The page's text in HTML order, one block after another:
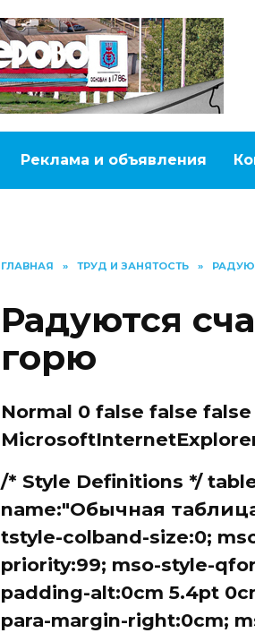
Реклама и объявления
ГЛАВНАЯ » ТРУД И ЗАНЯТОСТЬ »
Радуются
горю
Normal 0 false false false
/* Style Definitions */
name:"Обычная
tstyle-colband-size:0;
priority:99; mso-style-
padding-alt:0cm 5.4pt
para-margin-right:0cm;